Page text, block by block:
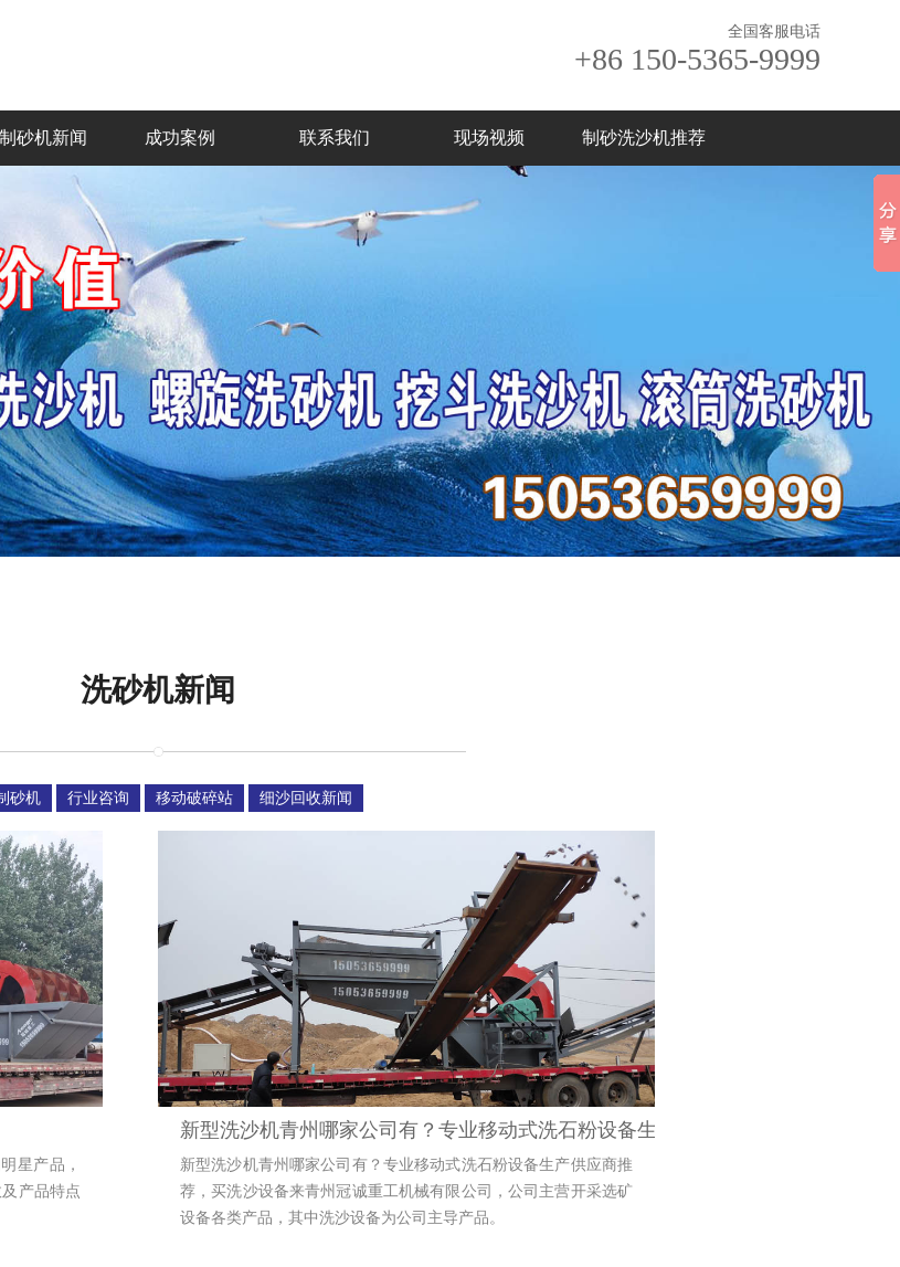
全国客服电话
+86 150-5365-9999
砂机新闻 成功案例 联系我们 现场视频 制砂洗沙机推荐
洗砂机新闻
砂机 行业咨询 移动破碎站 细沙回收新闻
星产品，
产品特点
新型洗沙机青州哪家公司有？专业移动式洗石粉设备生产供应商推荐
新型洗沙机青州哪家公司有？专业移动式洗石粉设备生产供应商推
荐，买洗沙设备来青州冠诚重工机械有限公司，公司主营开采选矿
设备各类产品，其中洗沙设备为公司主导产品。